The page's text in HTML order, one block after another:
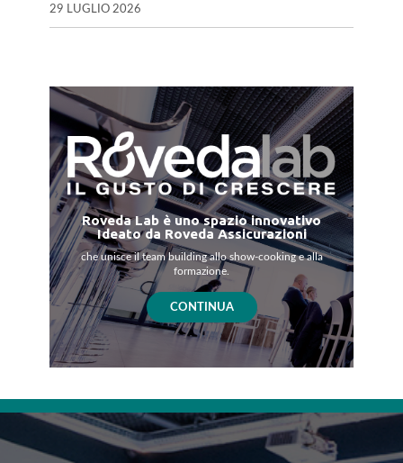
29 LUGLIO 2026
Roveda Lab è uno spazio innovativo
Ideato da Roveda Assicurazioni
che unisce il team building allo show-cooking e alla
formazione.
CONTINUA